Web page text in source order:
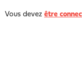
Vous devez être